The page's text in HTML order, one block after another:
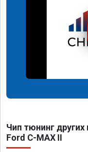
Чип тюнинг
Ford C-MAX II